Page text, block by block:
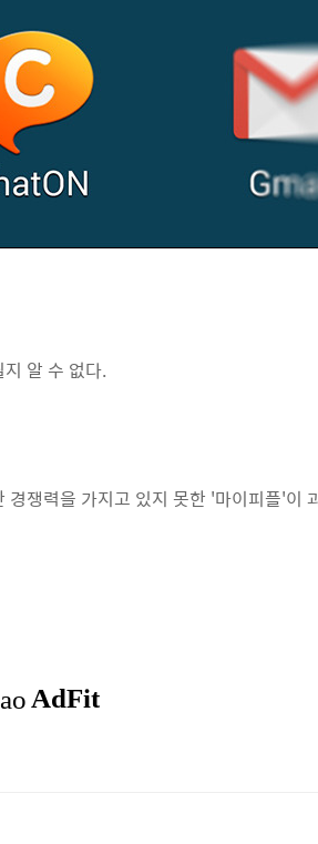
알 수 없다.
쟁력을 가지고 있지 못한 '마이피플'이